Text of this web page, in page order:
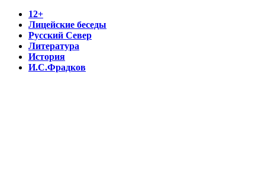
12+
Лицейские беседы
Русский Север
Литература
История
И.С.Фрадков